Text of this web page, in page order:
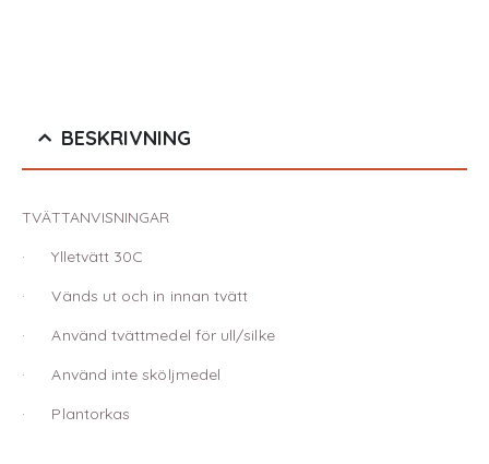
BESKRIVNING
TVÄTTANVISNINGAR
· Ylletvätt 30C
· Vänds ut och in innan tvätt
· Använd tvättmedel för ull/silke
· Använd inte sköljmedel
· Plantorkas